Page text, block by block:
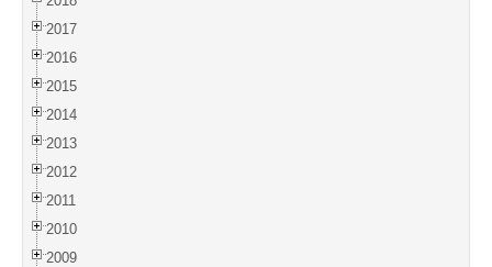
2017
2016
2015
2014
2013
2012
2011
2010
2009